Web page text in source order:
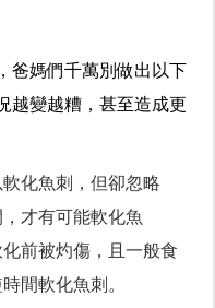
爸媽們千萬別做出以下
越變越糟，甚至造成更
化魚刺，但卻忽略
才有可能軟化魚
前被灼傷，且一般食
間軟化魚刺。